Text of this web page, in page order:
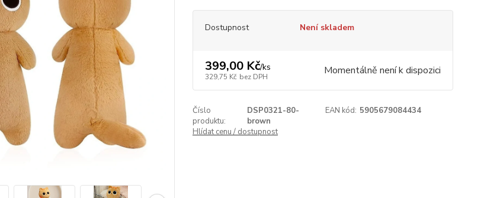
Dostupnost Není skladem
399,00 Kč/ks
329,75 Kč bez DPH Momentálně není k dispozici
Číslo
produktu:
DSP0321-80-
brown
EAN kód: 5905679084434
Hlídat cenu / dostupnost